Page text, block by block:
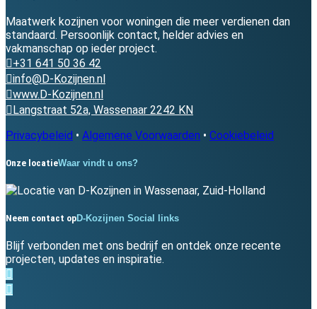
Maatwerk kozijnen voor woningen die meer verdienen dan
standaard. Persoonlijk contact, helder advies en
vakmanschap op ieder project.
+31 641 50 36 42
info@D-Kozijnen.nl
www.D-Kozijnen.nl
Langstraat 52a, Wassenaar 2242 KN
Privacybeleid • Algemene Voorwaarden • Cookiebeleid
Onze locatieWaar vindt u ons?
Neem contact opD-Kozijnen Social links
Blijf verbonden met ons bedrijf en ontdek onze recente
projecten, updates en inspiratie.